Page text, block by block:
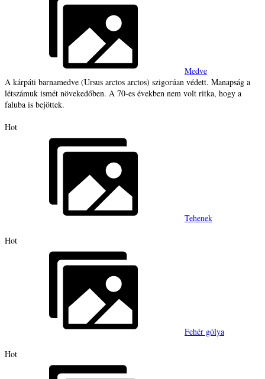
Medve
A kárpáti barnamedve (Ursus arctos arctos) szigorúan védett. Manapság a
létszámuk ismét növekedőben. A 70-es években nem volt ritka, hogy a
faluba is bejöttek.
Hot
Tehenek
Hot
Fehér gólya
Hot